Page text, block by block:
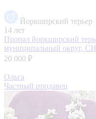
Йоркширский терьер
14 лет
Пропал йоркширский
муниципальный округ,
20 000 ₽
Ольга
Частный продавец